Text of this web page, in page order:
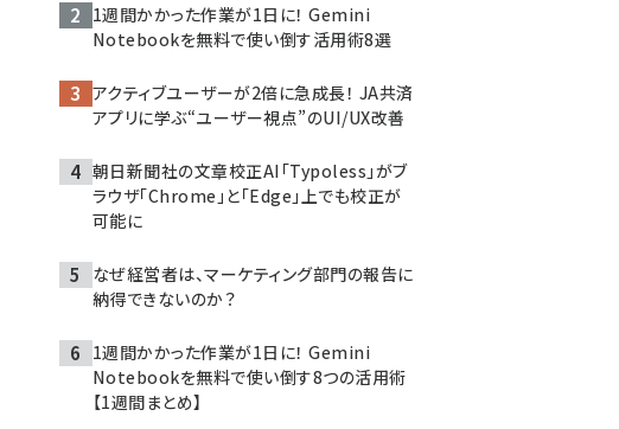
1週間かかった作業が1日に！ Gemini
Notebookを無料で使い倒す活用術8選
アクティブユーザーが2倍に急成長！ JA共済
アプリに学ぶ“ユーザー視点”のUI/UX改善
朝日新聞社の文章校正AI「Typoless」がブ
ラウザ「Chrome」と「Edge」上でも校正が
可能に
なぜ経営者は、マーケティング部門の報告に
納得できないのか？
1週間かかった作業が1日に！ Gemini
Notebookを無料で使い倒す8つの活用術
【1週間まとめ】